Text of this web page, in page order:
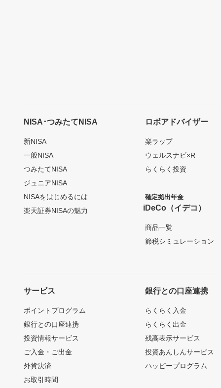
NISA･つみたてNISA
新NISA
一般NISA
つみたてNISA
ジュニアNISA
NISAをはじめるには
楽天証券NISAの魅力
ロボアドバイザー
楽ラップ
ウェルスナビ×R
らくらく投資
確定拠出年金
iDeCo（イデコ）
商品一覧
節税シミュレーション
サービス
ポイントプログラム
銀行との口座連携
投資情報サービス
ご入金・ご出金
外貨決済
お取引時間
銀行との口座連携
らくらく入金
らくらく出金
残高表示サービス
投資あんしんサービス
ハッピープログラム